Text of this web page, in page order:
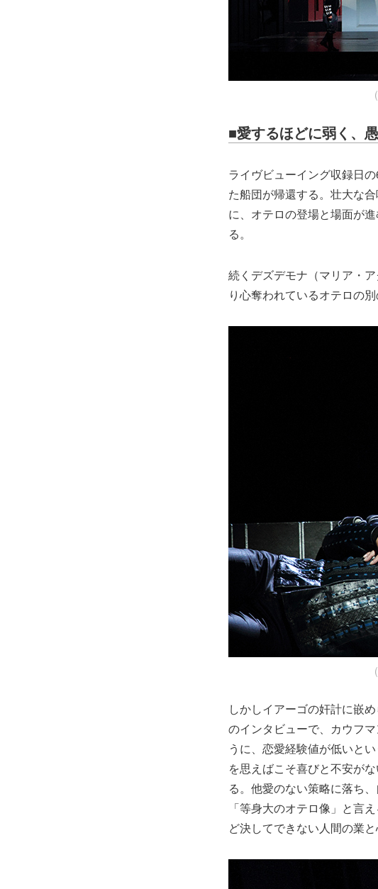
■愛するほどに弱く、
ライヴビューイング収録日
た船団が帰還する。壮大な
に、オテロの登場と場面が
る。
続くデズデモナ（マリア・
り心奪われているオテロの
しかしイアーゴの奸計に嵌
のインタビューで、カウフ
うに、恋愛経験値が低いと
を思えばこそ喜びと不安が
る。他愛のない策略に落ち
「等身大のオテロ像」と言
ど決してできない人間の業